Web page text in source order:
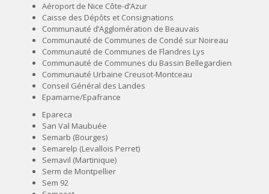
Aéroport de Nice Côte-d’Azur
Caisse des Dépôts et Consignations
Communauté d’Agglomération de Beauvais
Communauté de Communes de Condé sur Noireau
Communauté de Communes de Flandres Lys
Communauté de Communes du Bassin Bellegardien
Communauté Urbaine Creusot-Montceau
Conseil Général des Landes
Epamarne/Epafrance
Epareca
San Val Maubuée
Semarb (Bourges)
Semarelp (Levallois Perret)
Semavil (Martinique)
Serm de Montpellier
Sem 92